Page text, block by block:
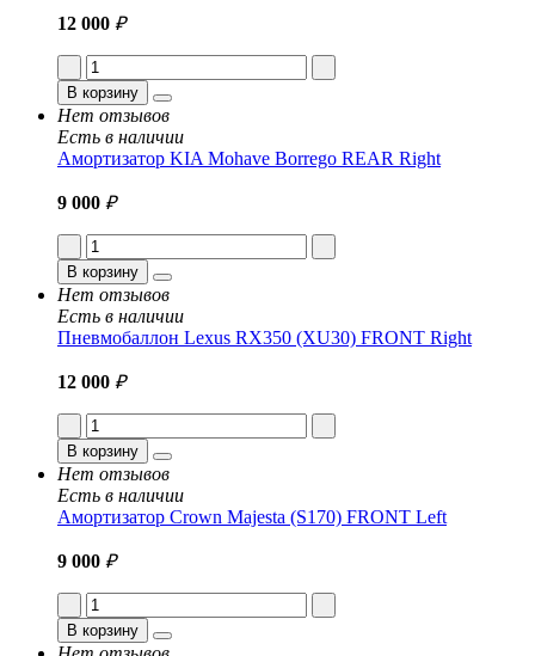
12 000 ₽
В корзину
Нет отзывов
Есть в наличии
Амортизатор KIA Mohave Borrego REAR Right
9 000 ₽
В корзину
Нет отзывов
Есть в наличии
Пневмобаллон Lexus RX350 (XU30) FRONT Right
12 000 ₽
В корзину
Нет отзывов
Есть в наличии
Амортизатор Crown Majesta (S170) FRONT Left
9 000 ₽
В корзину